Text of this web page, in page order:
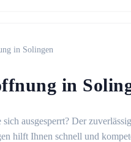
in
sich ausgesperrt? Der
hilft Ihnen schnell und